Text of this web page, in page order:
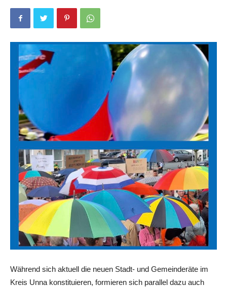
Während sich aktuell die neuen Stadt- und Gemeinderäte im
Kreis Unna konstituieren, formieren sich parallel dazu auch